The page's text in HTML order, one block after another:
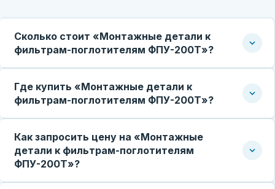
Сколько стоит «Монтажные детали к
фильтрам-поглотителям ФПУ-200Т»?
Где купить «Монтажные детали к
фильтрам-поглотителям ФПУ-200Т»?
Как запросить цену на «Монтажные
детали к фильтрам-поглотителям
ФПУ-200Т»?